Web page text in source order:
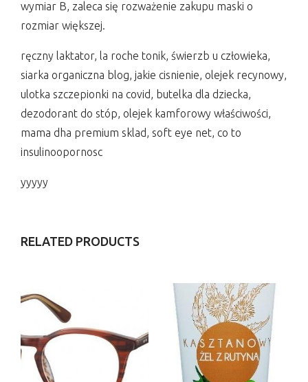
wymiar B, zaleca się rozważenie zakupu maski o
rozmiar większej.
ręczny laktator, la roche tonik, świerzb u człowieka,
siarka organiczna blog, jakie cisnienie, olejek recynowy,
ulotka szczepionki na covid, butelka dla dziecka,
dezodorant do stóp, olejek kamforowy właściwości,
mama dha premium sklad, soft eye net, co to
insulinoopornosc
yyyyy
RELATED PRODUCTS